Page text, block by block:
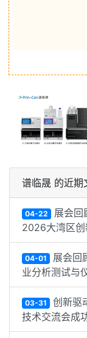
谱临晟 的近期
04-22 展会回
2026大湾区
04-01 展会回
业分析测试与
03-31 创新驱
技术交流会成